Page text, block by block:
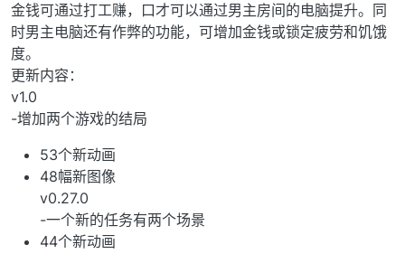
金钱可通过打工赚，口才可以通过男主房间的电脑提升。同
时男主电脑还有作弊的功能，可增加金钱或锁定疲劳和饥饿
度。
更新内容：
v1.0
-增加两个游戏的结局
53个新动画
48幅新图像
v0.27.0
-一个新的任务有两个场景
44个新动画